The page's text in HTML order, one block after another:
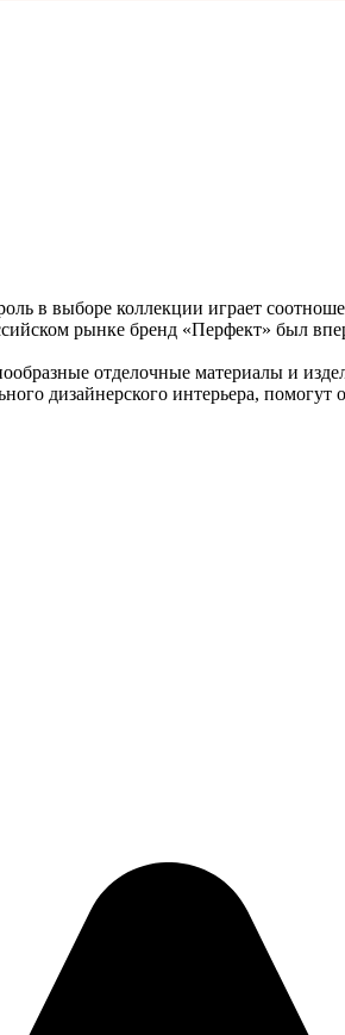
в выборе коллекции играет
рынке бренд «Перфект» был
отделочные материалы и
дизайнерского интерьера,